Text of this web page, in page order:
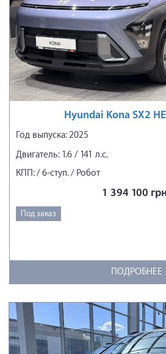
Hyundai Kona SX2
Год выпуска: 2025
Двигатель: 1.6 / 141 л.с.
КПП: / 6-ступ. / Робот
1 394 100
Под заказ
ПОДРОБНЕЕ